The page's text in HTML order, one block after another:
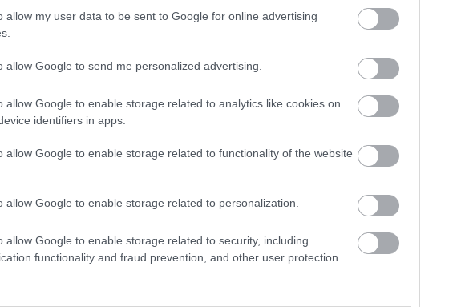
allow my user data to be sent to Google for online advertising
allow Google to send me personalized advertising.
allow Google to enable storage related to analytics like cookies on
identifiers in apps.
allow Google to enable storage related to functionality of the website
allow Google to enable storage related to personalization.
allow Google to enable storage related to security, including
functionality and fraud prevention, and other user protection.
BESZÁMOLÓK
ZENÉS
VOLT A
ZAJ
SOHA NEM
EGY